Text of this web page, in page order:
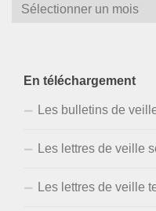
En téléchargement
Les bulletins de
Les lettres de veille
Les lettres de veille